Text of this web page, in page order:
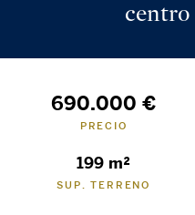
centro
690.000 €
PRECIO
199 m²
SUP. TERRENO